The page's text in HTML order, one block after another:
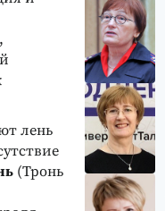
лень
(Тронь